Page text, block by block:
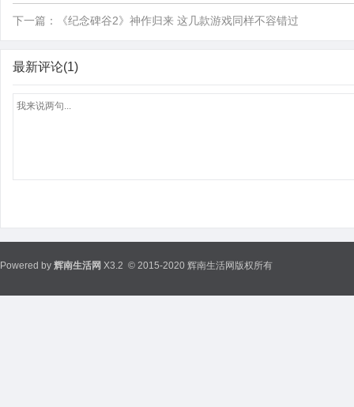
下一篇： 《纪念碑谷2》神作归来 这几款游戏同样不容错过
最新评论(1)
Powered by 辉南生活网 X3.2 © 2015-2020 辉南生活网版权所有